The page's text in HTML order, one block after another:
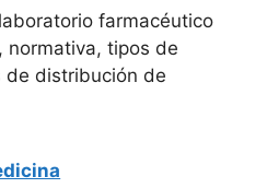
farmacéutico
normativa, tipos de
de distribución de